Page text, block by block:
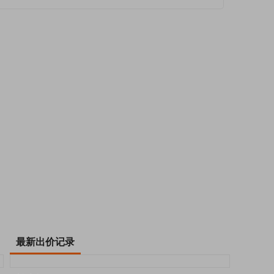
最新出价记录